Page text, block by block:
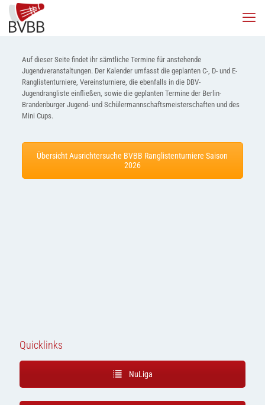
Auf dieser Seite findet ihr sämtliche Termine für anstehende
Jugendveranstaltungen. Der Kalender umfasst die geplanten C-, D- und E-
Ranglistenturniere, Vereinsturniere, die ebenfalls in die DBV-
Jugendrangliste einfließen, sowie die geplanten Termine der Berlin-
Brandenburger Jugend- und Schülermannschaftsmeisterschaften und des
Mini Cups.
Übersicht Ausrichtersuche BVBB Ranglistenturniere Saison
2026
Quicklinks
NuLiga